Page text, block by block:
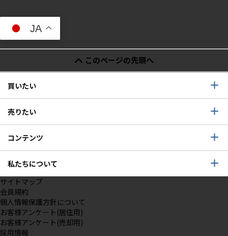
JA
このページの先頭へ
買いたい
売りたい
コンテンツ
私たちについて
サイトマップ
会員規約
個人情報保護方針について
お客様アンケート(居住用)
お客様アンケート(売却用)
採用情報